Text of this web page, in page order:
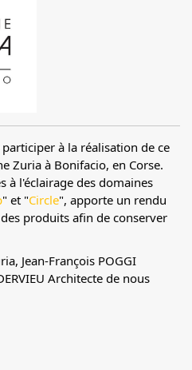
à la réalisation de ce
Zuria à Bonifacio, en Corse.
à l'éclairage des domaines
" et "Circle", apporte un rendu
produits afin de conserver
Jean-François POGGI
Architecte de nous